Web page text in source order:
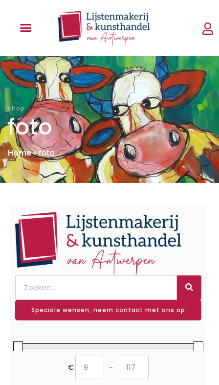
shop
foto
Home»foto
Speciale wensen, neem contact met ons op
€ Minimum Price
-Maximum Price